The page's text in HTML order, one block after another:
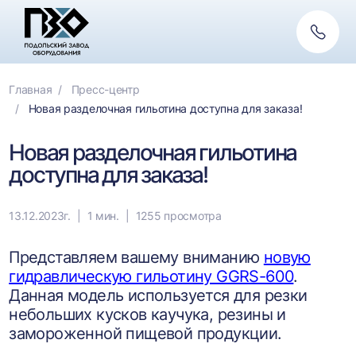
связь
Главная
Пресс-центр
Новая разделочная гильотина доступна для заказа!
Новая разделочная гильотина
доступна для заказа!
13.12.2023г. 1 мин. 1255 просмотра
Представляем вашему вниманию новую
гидравлическую гильотину GGRS-600.
Данная модель используется для резки
небольших кусков каучука, резины и
замороженной пищевой продукции.